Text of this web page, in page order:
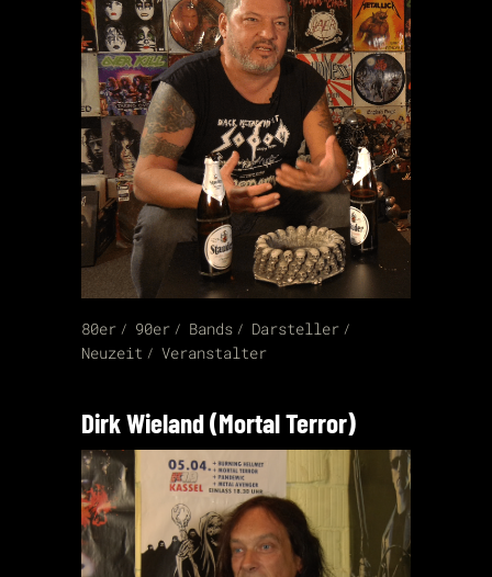
80er 90er Bands
Darsteller
Neuzeit
Veranstalter
Dirk Wieland (Mortal Terror)